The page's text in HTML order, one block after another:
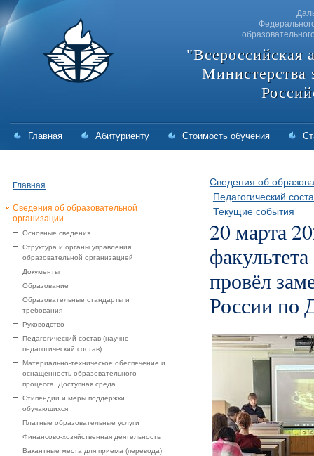
"Всероссийская
Министерства
Главная Абитуриенту Стоимость обучения
Главная
Сведения об образовательной
организации
Основные сведения
Структура и органы управления
образовательной организацией
Документы
Образование
Образовательные стандарты и
требования
Руководство
Педагогический состав (научно-
педагогический состав)
Материально-техническое обеспечение и
оснащенность образовательного
процесса. Доступная среда
Стипендии и меры поддержки
обучающихся
Платные образовательные услуги
Финансово-хозяйственная деятельность
Вакантные места для приема (перевода)
Сведения об
Педагогический
Текущие события
20 марта
провёл
России